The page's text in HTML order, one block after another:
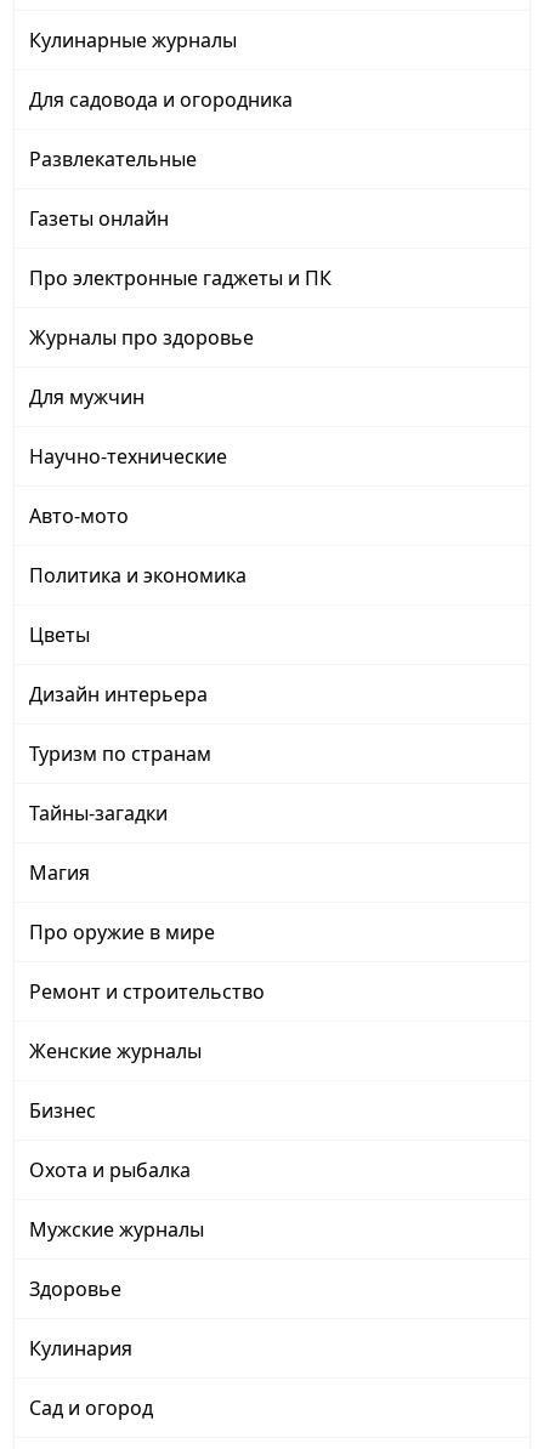
Кулинарные журналы
Для садовода и огородника
Развлекательные
Газеты онлайн
Про электронные гаджеты и ПК
Журналы про здоровье
Для мужчин
Научно-технические
Авто-мото
Политика и экономика
Цветы
Дизайн интерьера
Туризм по странам
Тайны-загадки
Магия
Про оружие в мире
Ремонт и строительство
Женские журналы
Бизнес
Охота и рыбалка
Мужские журналы
Здоровье
Кулинария
Сад и огород